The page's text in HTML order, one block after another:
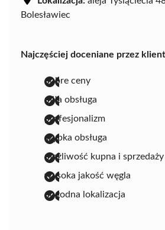
Bolesławiec
Najczęściej doceniane przez
dobre ceny
miła obsługa
profesjonalizm
szybka obsługa
możliwość kupna i sprzedaży
wysoka jakość węgla
dogodna lokalizacja